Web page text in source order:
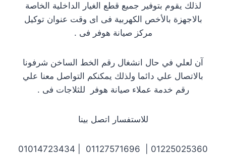
لذلك يقوم بتوفير جميع قطع الغيار الداخلية الخاصة
بالاجهزة بالأخص الكهربية فى اى وقت عنوان توكيل
مركز صيانة هوفر فى .
آن لعلي في حال انشغال رقم الخط الساخن شرفونا
بالاتصال علي دائما ولذلك يمكنكم التواصل معنا علي
رقم خدمة عملاء صيانة هوفر للثلاجات فى .
للاستفسار اتصل بينا
01225025360 | 01127571696 | 01014723434